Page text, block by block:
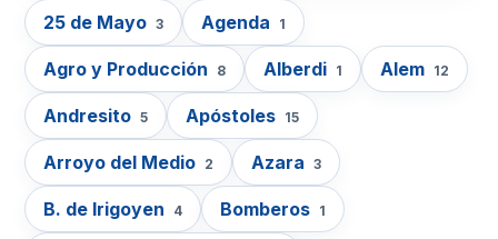
25 de Mayo 3 Agenda 1
Agro y Producción 8 Alberdi 1 Alem 12
Andresito 5 Apóstoles 15
Arroyo del Medio 2 Azara 3
B. de Irigoyen 4 Bomberos 1